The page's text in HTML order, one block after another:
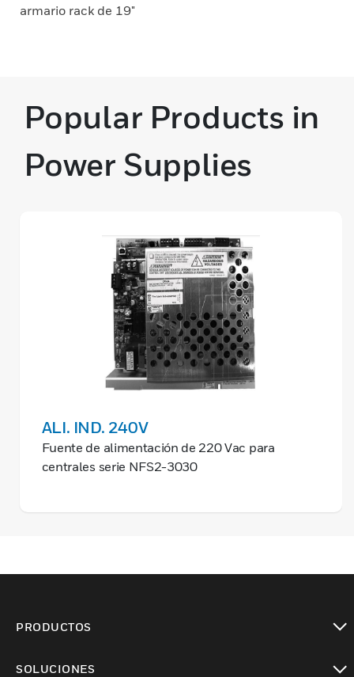
armario rack de 19"
Popular Products in
Power Supplies
ALI. IND. 240V
Fuente de alimentación de 220 Vac para
centrales serie NFS2-3030
PRODUCTOS
SOLUCIONES